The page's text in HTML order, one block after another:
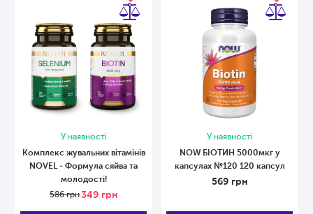
У наявності
Комплекс жувальних вітамінів
NOVEL - Формула сяйва та
молодості!
586грн 349 грн
У наявності
NOW БІОТИН 5000мкг у
капсулах №120 120 капсул
569 грн